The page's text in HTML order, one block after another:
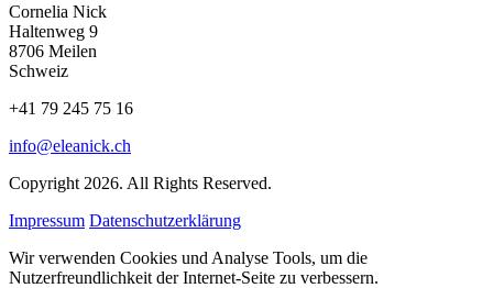
Cornelia Nick
Haltenweg 9
8706 Meilen
Schweiz
+41 79 245 75 16
info@eleanick.ch
Copyright 2026. All Rights Reserved.
Impressum Datenschutzerklärung
Wir verwenden Cookies und Analyse Tools, um die
Nutzerfreundlichkeit der Internet-Seite zu verbessern.